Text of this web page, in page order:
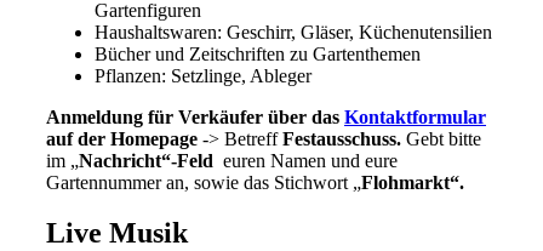
Gartenfiguren
Haushaltswaren: Geschirr, Gläser, Küchenutensilien
Bücher und Zeitschriften zu Gartenthemen
Pflanzen: Setzlinge, Ableger
Anmeldung für Verkäufer über das Kontaktformular
auf der Homepage -> BetreffFestausschuss. Gebt bitte
im „Nachricht“-Feld euren Namen und eure
Gartennummer an, sowie das Stichwort „Flohmarkt“.
Live Musik